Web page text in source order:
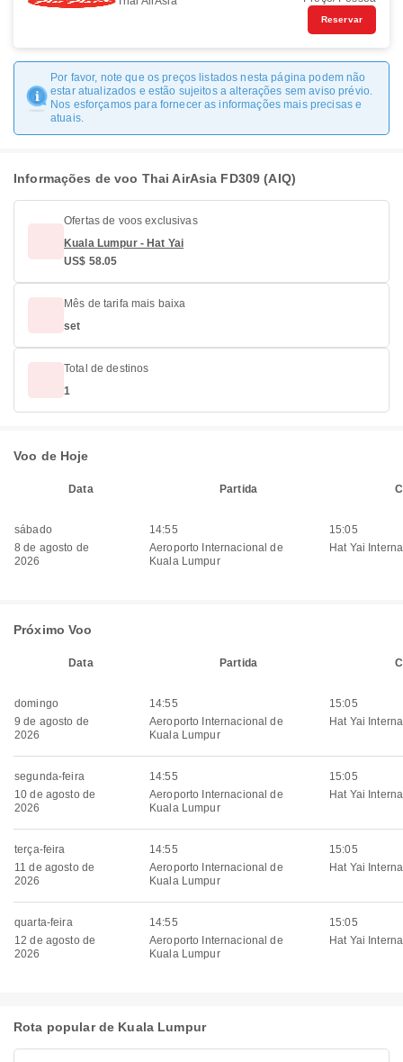
Reservar
Por favor, note que os preços listados nesta página podem não
estar atualizados e estão sujeitos a alterações sem aviso prévio.
Nos esforçamos para fornecer as informações mais precisas e
atuais.
Informações de voo Thai AirAsia FD309 (AIQ)
Ofertas de voos exclusivas
Kuala Lumpur - Hat Yai
US$ 58.05
Mês de tarifa mais baixa
set
Total de destinos
1
Voo de Hoje
Data Partida
sábado
8 de agosto de
2026
14:55
Aeroporto Internacional de
Kuala Lumpur
15:05
Hat Yai
Próximo Voo
Data Partida
domingo
9 de agosto de
2026
14:55
Aeroporto Internacional de
Kuala Lumpur
15:05
Hat Yai
segunda-feira
10 de agosto de
2026
14:55
Aeroporto Internacional de
Kuala Lumpur
15:05
Hat Yai
terça-feira
11 de agosto de
2026
14:55
Aeroporto Internacional de
Kuala Lumpur
15:05
Hat Yai
quarta-feira
12 de agosto de
2026
14:55
Aeroporto Internacional de
Kuala Lumpur
15:05
Hat Yai
Rota popular de Kuala Lumpur